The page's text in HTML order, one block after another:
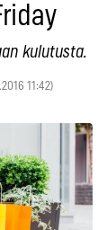
kulutusta.
11:42)